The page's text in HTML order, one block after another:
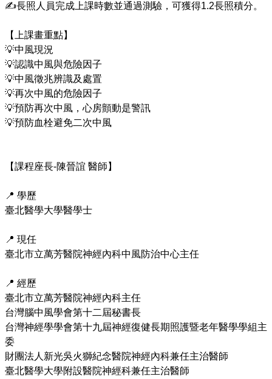
✍長照人員完成上課時數並通過測驗，可獲得1.2長照積分。
【上課畫重點】
💡中風現況
💡認識中風與危險因子
💡中風徵兆辨識及處置
💡再次中風的危險因子
💡預防再次中風，心房顫動是警訊
💡預防血栓避免二次中風
【課程座長-陳晉誼 醫師】
📍 學歷
臺北醫學大學醫學士
📍 現任
臺北市立萬芳醫院神經內科中風防治中心主任
📍 經歷
臺北市立萬芳醫院神經內科主任
台灣腦中風學會第十二屆秘書長
台灣神經學學會第十九屆神經復健長期照護暨老年醫學學組主
委
財團法人新光吳火獅紀念醫院神經內科兼任主治醫師
臺北醫學大學附設醫院神經科兼任主治醫師